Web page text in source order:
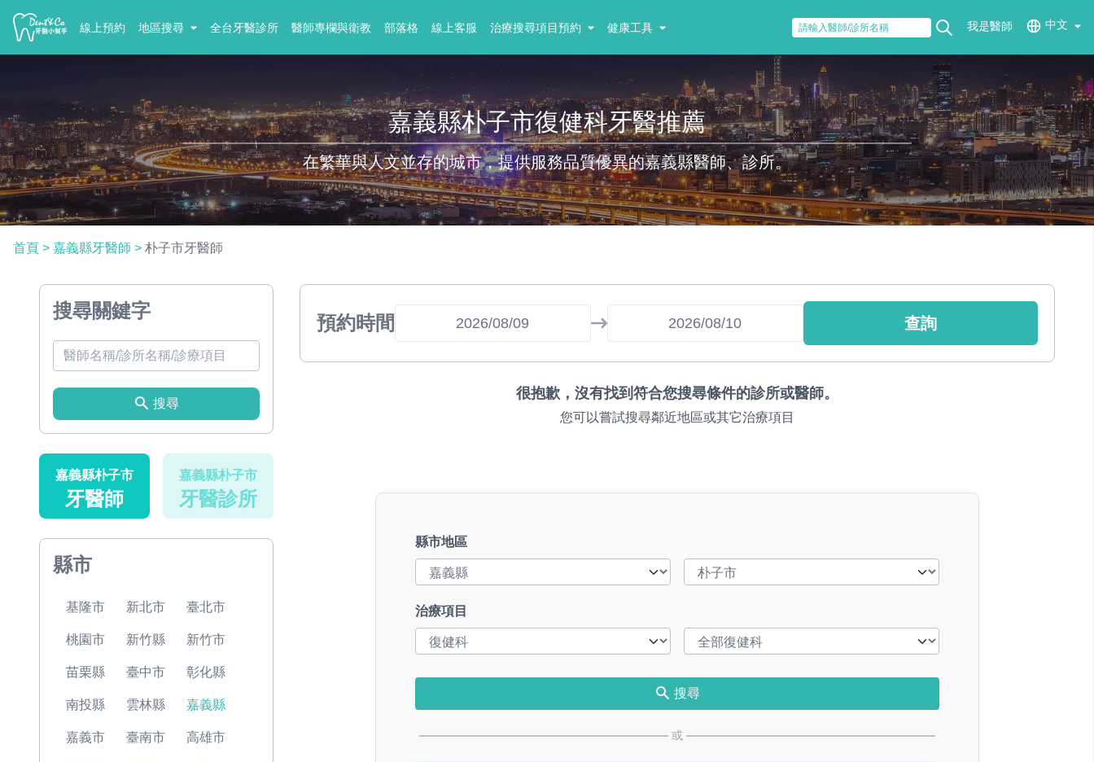
線上預約 地區搜尋 全台牙醫診所 醫師專欄與衛教 部落格 線上客服 治療搜尋項目預約 健康工具 我是醫師 中文
嘉義縣朴子市復健科牙醫推薦
在繁華與人文並存的城市，提供服務品質優異的嘉義縣醫師、診所。
首頁 > 嘉義縣牙醫師 > 朴子市牙醫師
搜尋關鍵字
搜尋
嘉義縣朴子市
牙醫師
嘉義縣朴子市
牙醫診所
縣市
基隆市 新北市 臺北市
桃園市 新竹縣 新竹市
苗栗縣 臺中市 彰化縣
南投縣 雲林縣 嘉義縣
嘉義市 臺南市 高雄市
預約時間 查詢
很抱歉，沒有找到符合您搜尋條件的診所或醫師。
您可以嘗試搜尋鄰近地區或其它治療項目
縣市地區
治療項目
搜尋
或